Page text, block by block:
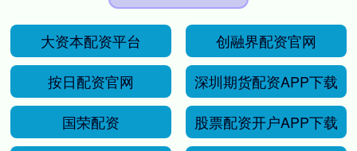
大资本配资平台
创融界配资官网
按日配资官网
深圳期货配资APP下载
国荣配资
股票配资开户APP下载